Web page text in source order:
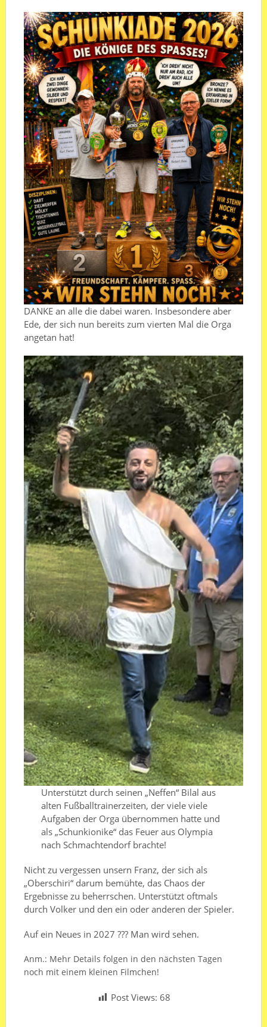
DANKE an alle die dabei waren. Insbesondere aber
Ede, der sich nun bereits zum vierten Mal die Orga
angetan hat!
Unterstützt durch seinen „Neffen“ Bilal aus
alten Fußballtrainerzeiten, der viele viele
Aufgaben der Orga übernommen hatte und
als „Schunkionike“ das Feuer aus Olympia
nach Schmachtendorf brachte!
Nicht zu vergessen unsern Franz, der sich als
„Oberschiri“ darum bemühte, das Chaos der
Ergebnisse zu beherrschen. Unterstützt oftmals
durch Volker und den ein oder anderen der Spieler.
Auf ein Neues in 2027 ??? Man wird sehen.
Anm.: Mehr Details folgen in den nächsten Tagen
noch mit einem kleinen Filmchen!
Post Views: 68